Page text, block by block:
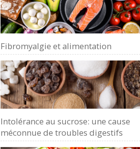
Fibromyalgie et alimentation
Intolérance au sucrose: une cause
méconnue de troubles digestifs